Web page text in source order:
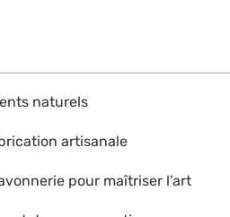
naturels
artisanale
pour maîtriser l’art